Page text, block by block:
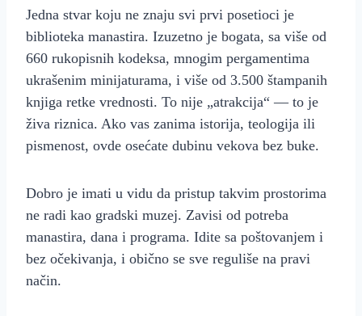
Jedna stvar koju ne znaju svi prvi posetioci je
biblioteka manastira. Izuzetno je bogata, sa više od
660 rukopisnih kodeksa, mnogim pergamentima
ukrašenim minijaturama, i više od 3.500 štampanih
knjiga retke vrednosti. To nije „atrakcija“ — to je
živa riznica. Ako vas zanima istorija, teologija ili
pismenost, ovde osećate dubinu vekova bez buke.
Dobro je imati u vidu da pristup takvim prostorima
ne radi kao gradski muzej. Zavisi od potreba
manastira, dana i programa. Idite sa poštovanjem i
bez očekivanja, i obično se sve reguliše na pravi
način.